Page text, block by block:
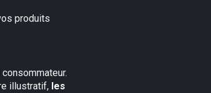
produits
illustratif, les